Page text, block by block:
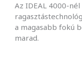
Az IDEAL 4000-
a magasabb fokú
marad.